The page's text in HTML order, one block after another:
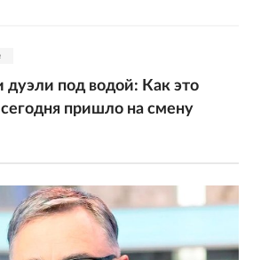
под водой: Как это
сегодня пришло на смену